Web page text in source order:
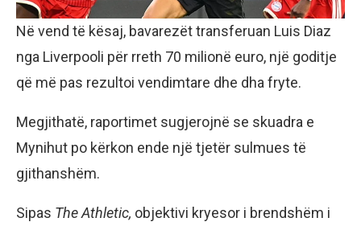
Në vend të kësaj, bavarezët transferuan Luis Diaz
nga Liverpooli për rreth 70 milionë euro, një goditje
që më pas rezultoi vendimtare dhe dha fryte.
Megjithatë, raportimet sugjerojnë se skuadra e
Mynihut po kërkon ende një tjetër sulmues të
gjithanshëm.
Sipas The Athletic, objektivi kryesor i brendshëm i